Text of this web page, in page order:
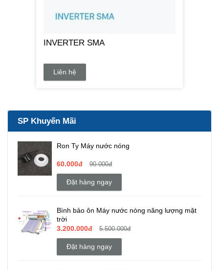
INVERTER SMA
Liên hệ
SP Khuyến Mãi
Ron Ty Máy nước nóng
60.000đ 90.000đ
Đặt hàng ngay
Bình bảo ôn Máy nước nóng năng lượng mặt
trời
3.200.000đ
5.500.000đ
Đặt hàng ngay